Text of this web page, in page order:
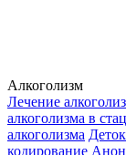
Алкоголизм
Лечение
алкоголизма в
алкоголизма
кодирование